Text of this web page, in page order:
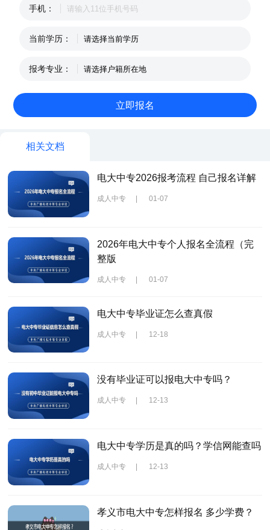
手机：
当前学历：
报考专业：
相关文档
电大中专2026报考流程 自己报名详解
成人中专 | 01-07
2026年电大中专个人报名全流程（完
整版
成人中专 | 01-07
电大中专毕业证怎么查真假
成人中专 | 12-18
没有毕业证可以报电大中专吗？
成人中专 12-13
电大中专学历是真的吗？学信网能查吗
成人中专 12-13
孝义市电大中专怎样报名 多少学费？